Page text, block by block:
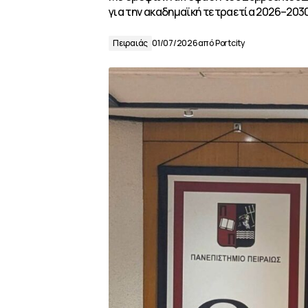
για την ακαδημαϊκή τετραετία
Πειραιάς 01/07/2026απόPortcity